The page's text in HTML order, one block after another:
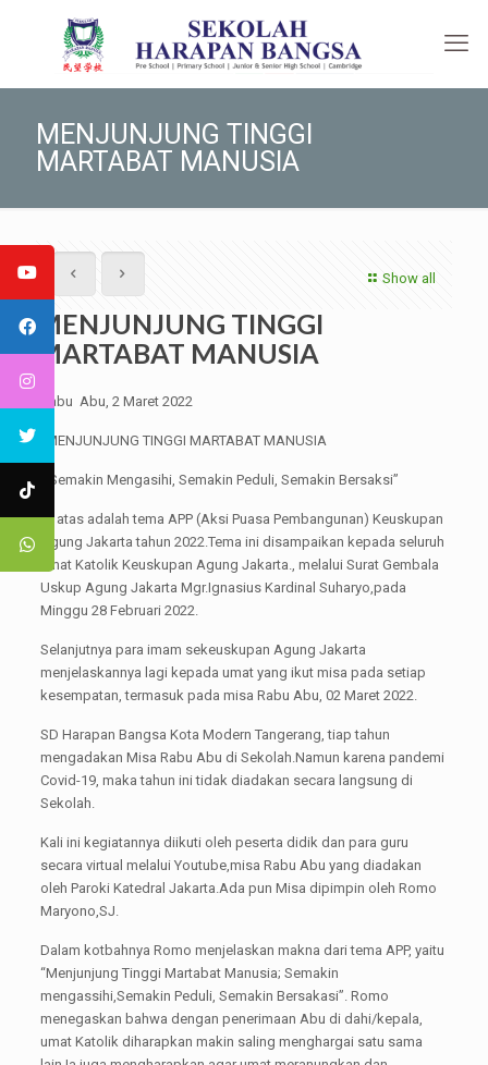
MENJUNJUNG TINGGI
MARTABAT MANUSIA
Show all
MENJUNJUNG TINGGI
MARTABAT MANUSIA
Rabu Abu, 2 Maret 2022
“MENJUNJUNG TINGGI MARTABAT MANUSIA
“Semakin Mengasihi, Semakin Peduli, Semakin Bersaksi”
Di atas adalah tema APP (Aksi Puasa Pembangunan) Keuskupan
Agung Jakarta tahun 2022.Tema ini disampaikan kepada seluruh
umat Katolik Keuskupan Agung Jakarta., melalui Surat Gembala
Uskup Agung Jakarta Mgr.Ignasius Kardinal Suharyo,pada
Minggu 28 Februari 2022.
Selanjutnya para imam sekeuskupan Agung Jakarta
menjelaskannya lagi kepada umat yang ikut misa pada setiap
kesempatan, termasuk pada misa Rabu Abu, 02 Maret 2022.
SD Harapan Bangsa Kota Modern Tangerang, tiap tahun
mengadakan Misa Rabu Abu di Sekolah.Namun karena pandemi
Covid-19, maka tahun ini tidak diadakan secara langsung di
Sekolah.
Kali ini kegiatannya diikuti oleh peserta didik dan para guru
secara virtual melalui Youtube,misa Rabu Abu yang diadakan
oleh Paroki Katedral Jakarta.Ada pun Misa dipimpin oleh Romo
Maryono,SJ.
Dalam kotbahnya Romo menjelaskan makna dari tema APP, yaitu
“Menjunjung Tinggi Martabat Manusia; Semakin
mengassihi,Semakin Peduli, Semakin Bersakasi”. Romo
menegaskan bahwa dengan penerimaan Abu di dahi/kepala,
umat Katolik diharapkan makin saling menghargai satu sama